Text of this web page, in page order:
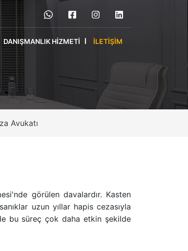
DANIŞMANLIK HIZMETI İLETIŞIM
Avukatı
görülen davalardır. Kasten
uzun yıllar hapis cezasıyla
ile bu süreç çok daha etkin şekilde